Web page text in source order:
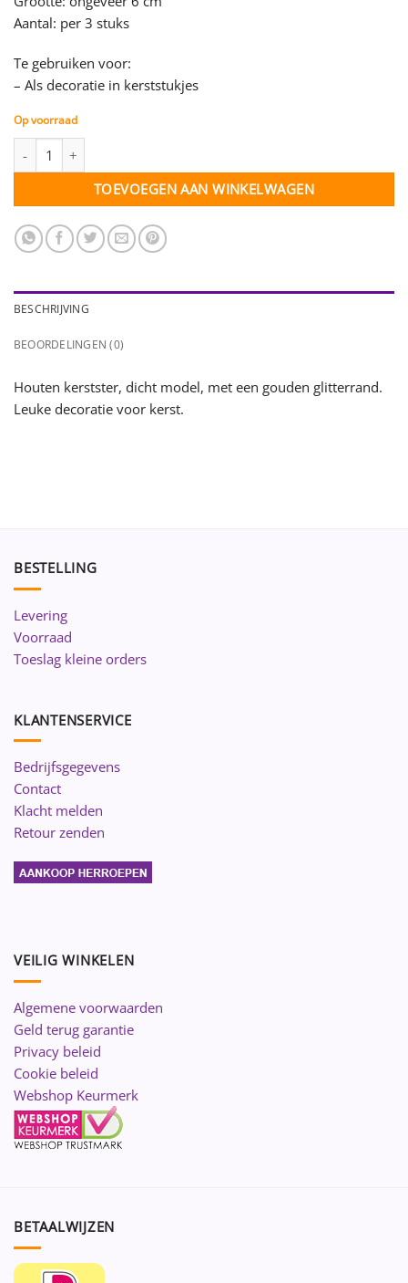
Aantal: per 3 stuks
Te gebruiken voor:
– Als decoratie in kerststukjes
Op voorraad
TOEVOEGEN AAN WINKELWAGEN
BESCHRIJVING
BEOORDELINGEN (0)
Houten kerstster, dicht model, met een gouden glitterrand.
Leuke decoratie voor kerst.
BESTELLING
Levering
Voorraad
Toeslag kleine orders
KLANTENSERVICE
Bedrijfsgegevens
Contact
Klacht melden
Retour zenden
VEILIG WINKELEN
Algemene voorwaarden
Geld terug garantie
Privacy beleid
Cookie beleid
Webshop Keurmerk
BETAALWIJZEN